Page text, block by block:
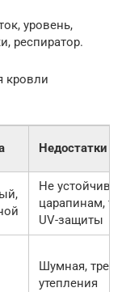
уровень,
респиратор.
кровли
Недостатки
Не устойчив к
царапинам,
UV-защиты
Шумная,
утепления